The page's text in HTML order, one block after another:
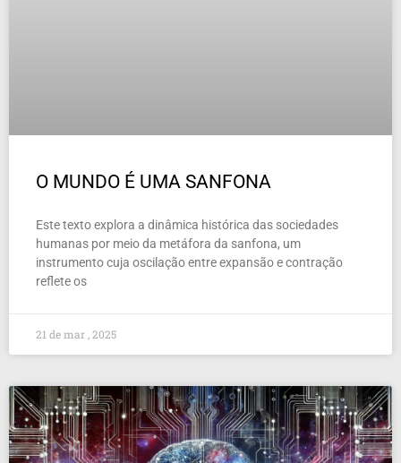
O MUNDO É UMA SANFONA
Este texto explora a dinâmica histórica das sociedades
humanas por meio da metáfora da sanfona, um
instrumento cuja oscilação entre expansão e contração
reflete os
21 de mar , 2025